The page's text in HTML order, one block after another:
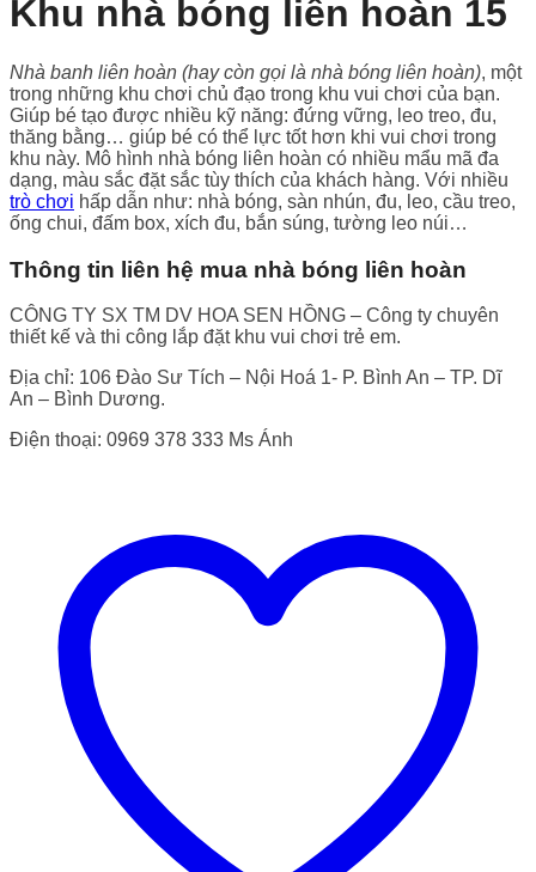
Khu nhà bóng liên hoàn 15
Nhà banh liên hoàn (hay còn gọi là nhà bóng liên hoàn), một
trong những khu chơi chủ đạo trong khu vui chơi của bạn.
Giúp bé tạo được nhiều kỹ năng: đứng vững, leo treo, đu,
thăng bằng… giúp bé có thể lực tốt hơn khi vui chơi trong
khu này. Mô hình nhà bóng liên hoàn có nhiều mẩu mã đa
dạng, màu sắc đặt sắc tùy thích của khách hàng. Với nhiều
trò chơi hấp dẫn như: nhà bóng, sàn nhún, đu, leo, cầu treo,
ống chui, đấm box, xích đu, bắn súng, tường leo núi…
Thông tin liên hệ mua nhà bóng liên hoàn
CÔNG TY SX TM DV HOA SEN HỒNG – Công ty chuyên
thiết kế và thi công lắp đặt khu vui chơi trẻ em.
Địa chỉ: 106 Đào Sư Tích – Nội Hoá 1- P. Bình An – TP. Dĩ
An – Bình Dương.
Điện thoại: 0969 378 333 Ms Ánh